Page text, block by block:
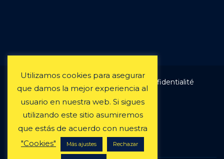
Mentions légales et politique de confidentialité
Politique de cookies
Conditions de location
Questions fréquentes
Utilizamos cookies para asegurar
que damos la mejor experiencia al
usuario en nuestra web. Si sigues
utilizando este sitio asumiremos
que estás de acuerdo con nuestra
"Cookies"
Más ajustes Rechazar